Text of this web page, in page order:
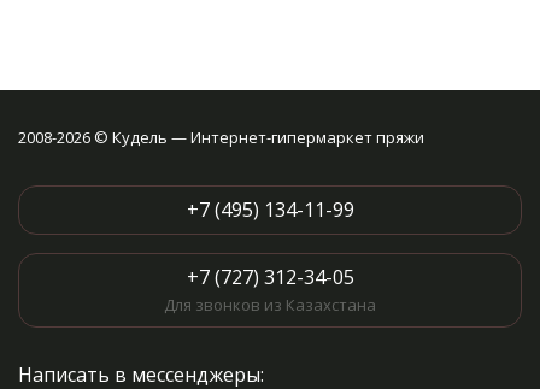
2008-2026 © Кудель — Интернет-гипермаркет пряжи
+7 (495) 134-11-99
+7 (727) 312-34-05
Для звонков из Казахстана
Написать в мессенджеры: